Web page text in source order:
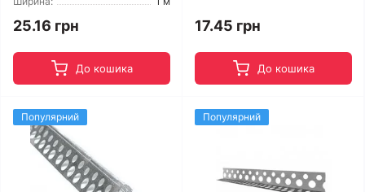
25.16 грн
До кошика
17.45 грн
До кошика
Популярний Популярний